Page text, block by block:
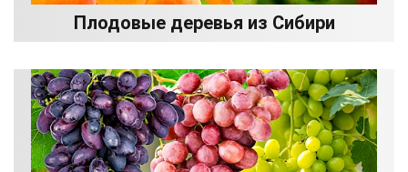
Плодовые деревья из Сибири